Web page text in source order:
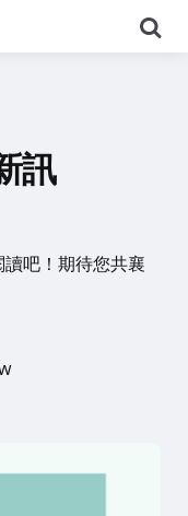
尋
訊
吧！期待您共襄